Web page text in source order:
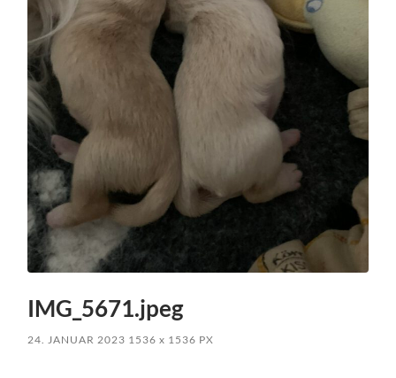
IMG_5671.jpeg
24. JANUAR 2023 1536x 1536 PX